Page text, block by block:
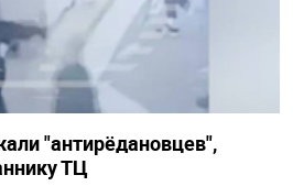
"антирёдановцев",
ТЦ